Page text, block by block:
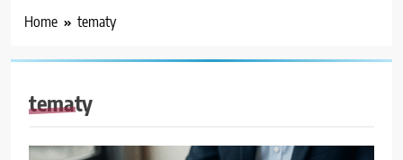
Home tematy
tematy